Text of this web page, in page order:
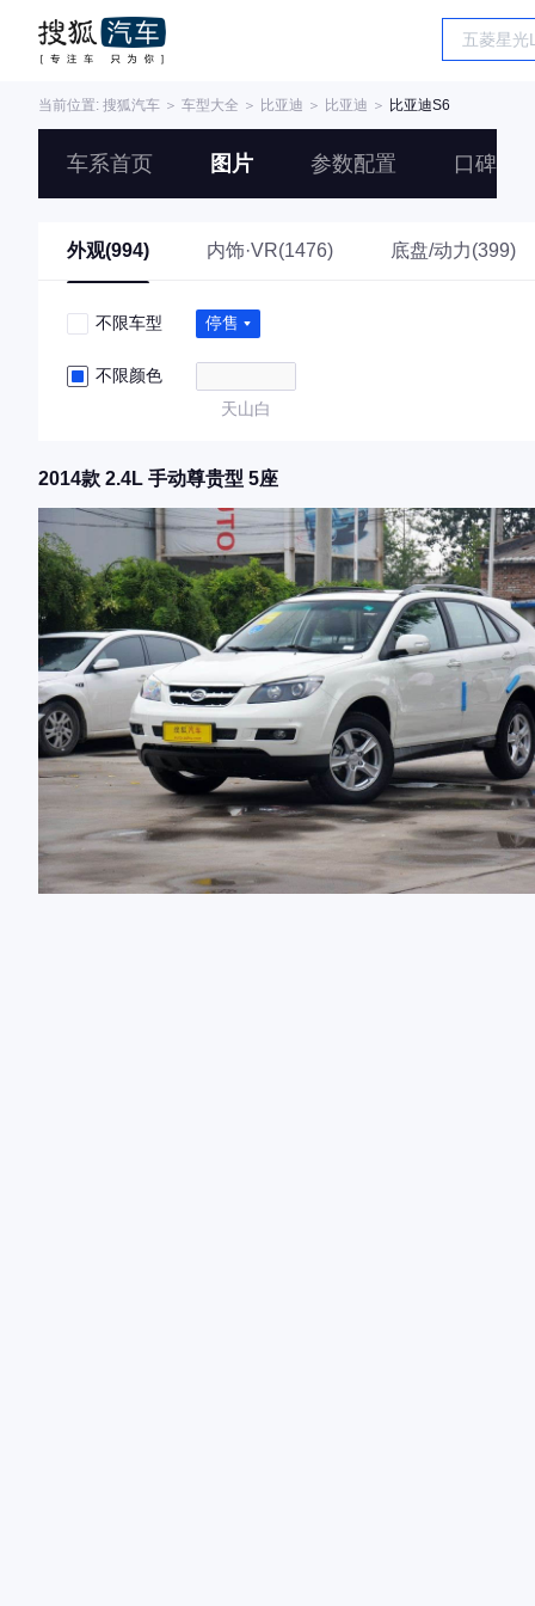
当前位置: 搜狐汽车 ＞ 车型大全 ＞ 比亚迪 ＞ 比亚迪 ＞ 比亚迪S6
车系首页 图片 参数配置 口碑
外观(994) 内饰·VR(1476) 底盘/动力(399)
不限车型 停售
不限颜色
天山白
2014款 2.4L 手动尊贵型 5座